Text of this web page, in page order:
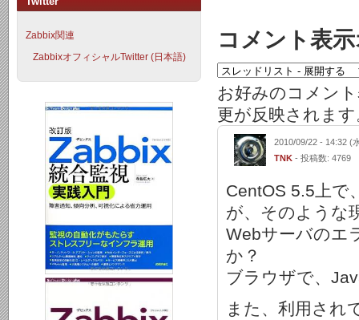
コメント表
お好みのコメン
更が反映されます
2010/09/22 - 14:32 (
TNK - 投稿数: 4769
CentOS 5.5上で
が、そのような
Webサーバのエ
か？
ブラウザで、
また、利用され
Zabbix関連
ZabbixオフィシャルTwitter (日本語)